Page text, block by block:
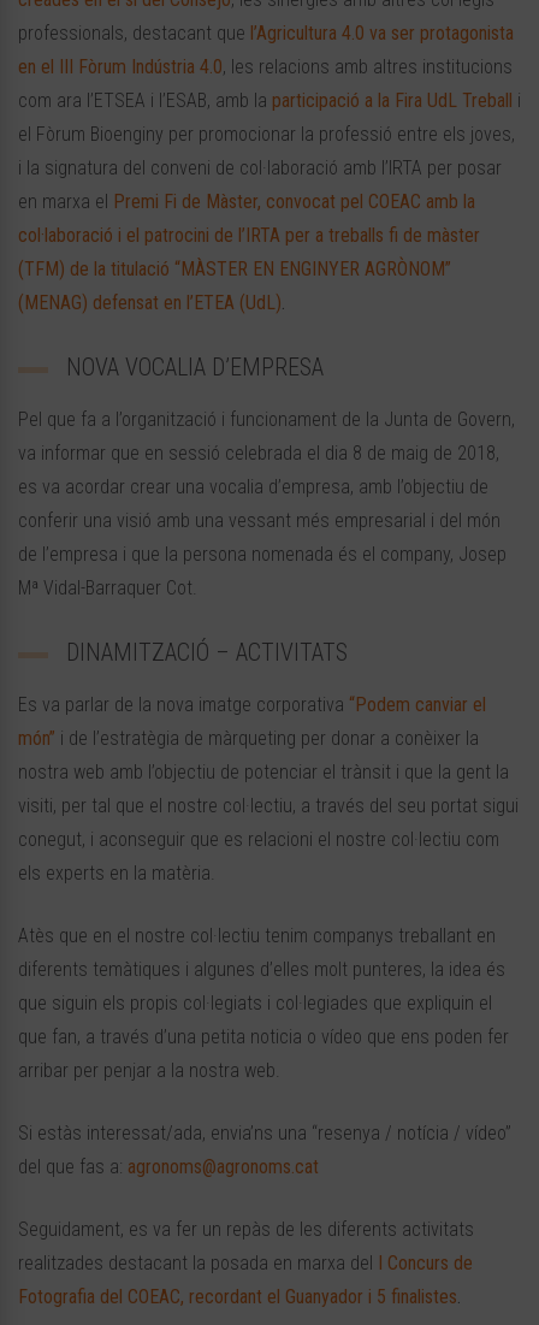
professionals, destacant que l’Agricultura 4.0 va ser protagonista
en el III Fòrum Indústria 4.0, les relacions amb altres institucions
com ara l’ETSEA i l’ESAB, amb la participació a la Fira UdL Treball
i
el Fòrum Bioenginy per promocionar la professió entre els joves,
i la signatura del conveni de col·laboració amb l’IRTA per posar
en marxa el Premi Fi de Màster, convocat pel COEAC amb la
col·laboració i el patrocini de l’IRTA per a treballs fi de màster
(TFM) de la titulació “MÀSTER EN ENGINYER AGRÒNOM”
(MENAG) defensat en l’ETEA (UdL).
NOVA VOCALIA D’EMPRESA
Pel que fa a l’organització i funcionament de la Junta de Govern,
va informar que en sessió celebrada el dia 8 de maig de 2018,
es va acordar crear una vocalia d’empresa, amb l’objectiu de
conferir una visió amb una vessant més empresarial i del món
de l’empresa i que la persona nomenada és el company, Josep
Mª Vidal-Barraquer Cot.
DINAMITZACIÓ – ACTIVITATS
Es va parlar de la nova imatge corporativa “Podem canviar el
món” i de l’estratègia de màrqueting per donar a conèixer la
nostra web amb l’objectiu de potenciar el trànsit i que la gent la
visiti, per tal que el nostre col·lectiu, a través del seu portat sigui
conegut, i aconseguir que es relacioni el nostre col·lectiu com
els experts en la matèria.
Atès que en el nostre col·lectiu tenim companys treballant en
diferents temàtiques i algunes d’elles molt punteres, la idea és
que siguin els propis col·legiats i col·legiades que expliquin el
que fan, a través d’una petita noticia o vídeo que ens poden fer
arribar per penjar a la nostra web.
Si estàs interessat/ada, envia’ns una “resenya / notícia / vídeo”
del que fas a: agronoms@agronoms.cat
Seguidament, es va fer un repàs de les diferents activitats
realitzades destacant la posada en marxa del
I Concurs de
Fotografia del COEAC, recordant el Guanyador i 5 finalistes.